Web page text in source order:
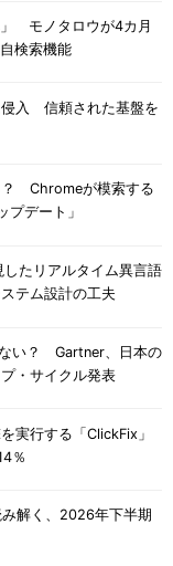
」 モノタロウが4カ月
検索機能
侵入 信頼された基盤を
？ Chromeが模索する
プデート」
したリアルタイム異言語
テム設計の工夫
い？ Gartner、日本の
・サイクル発表
実行する「ClickFix」
％
解く、2026年下半期